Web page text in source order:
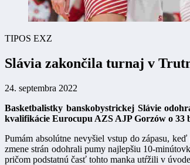
TIPOS EXZ
Slávia zakončila turnaj v
24. septembra 2022
Basketbalistky banskobystrickej Slávie
kvalifikácie Eurocupu AZS AJP Gorzów o 33
Pumám absolútne nevyšiel vstup do zápasu,
zmene strán odohrali pumy najlepšiu 10-
pričom podstatnú časť tohto manka utŕžili v